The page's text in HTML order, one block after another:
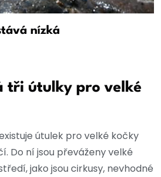
nízká
tři útulky pro velké
útulek pro velké kočky
Do ní jsou převáženy velké
jako jsou cirkusy, nevhodné